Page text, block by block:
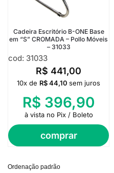
Cadeira Escritório B-ONE Base
em “S” CROMADA – Pollo Móveis
– 31033
cod: 31033
R$ 441,00
comprar
10x de R$44,10 sem juros
R$ 396,90
à vista no Pix / Boleto